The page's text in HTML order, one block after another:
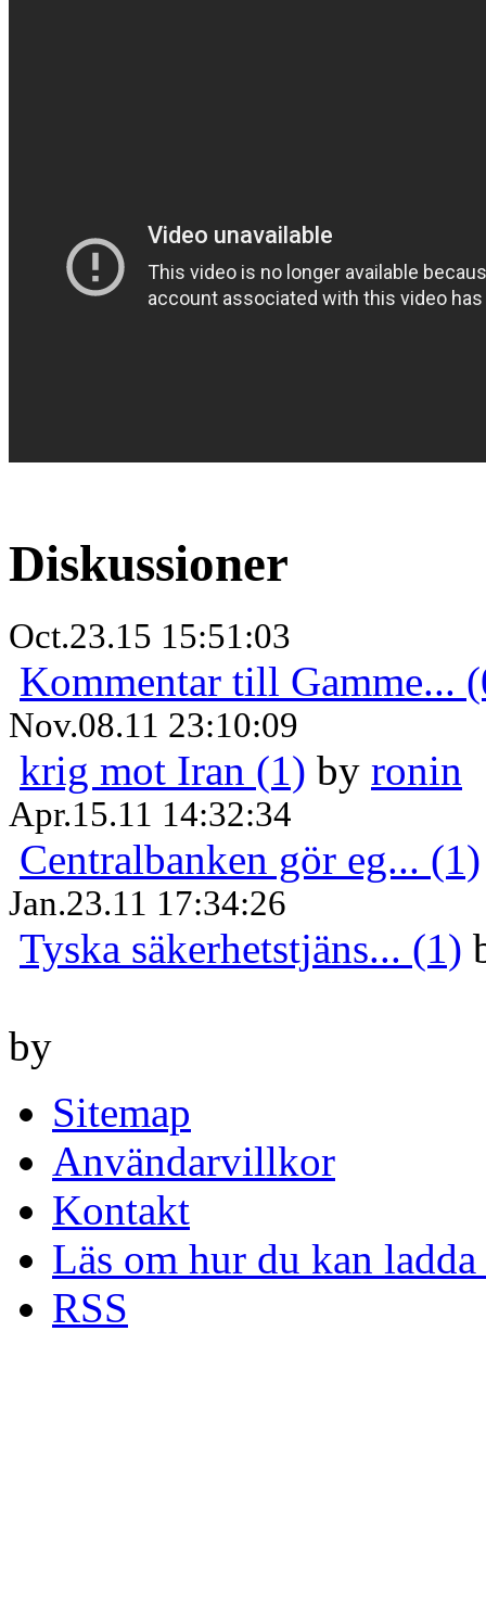
Diskussioner
Oct.23.15 15:51:03
Kommentar till Gamme...
Nov.08.11 23:10:09
krig mot Iran (1) by ronin
Apr.15.11 14:32:34
Centralbanken gör eg... (1)
Jan.23.11 17:34:26
Tyska säkerhetstjäns... (1)
by
Sitemap
Användarvillkor
Kontakt
Läs om hur du kan
RSS